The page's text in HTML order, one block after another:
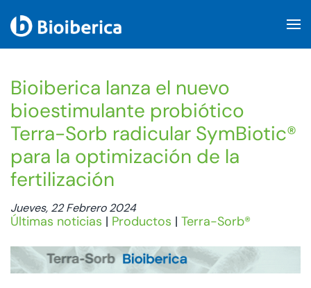
Bioiberica lanza el nuevo
bioestimulante probiótico
Terra-Sorb radicular SymBiotic®
para la optimización de la
fertilización
Jueves, 22 Febrero 2024
Últimas noticias | Productos | Terra-Sorb®